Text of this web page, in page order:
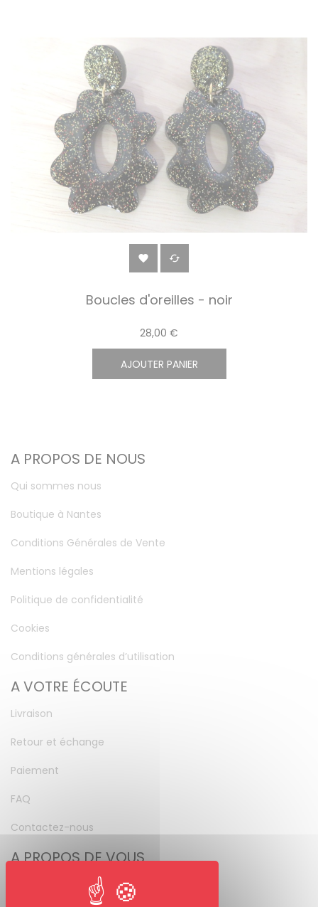
 
Boucles d'oreilles - noir
28,00 €
AJOUTER PANIER
A PROPOS DE NOUS
Qui sommes nous
Boutique à Nantes
Conditions Générales de Vente
Mentions légales
Politique de confidentialité
Cookies
Conditions générales d’utilisation
A VOTRE ÉCOUTE
Livraison
Retour et échange
Paiement
FAQ
Contactez-nous
A PROPOS DE VOUS